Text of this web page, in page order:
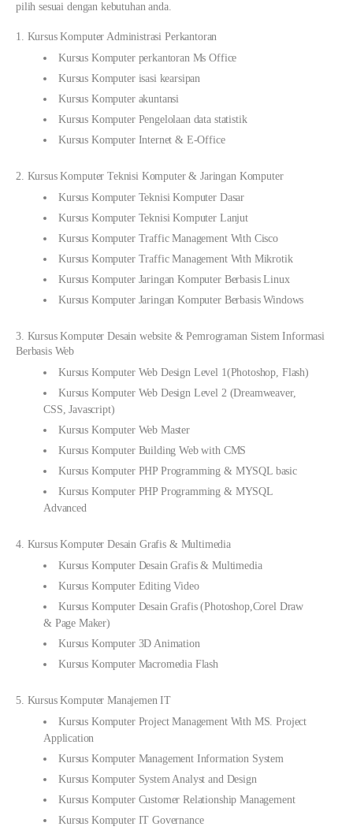
pilih sesuai dengan kebutuhan anda.
1. Kursus Komputer Administrasi Perkantoran
Kursus Komputer perkantoran Ms Office
Kursus Komputer isasi kearsipan
Kursus Komputer akuntansi
Kursus Komputer Pengelolaan data statistik
Kursus Komputer Internet & E-Office
2. Kursus Komputer Teknisi Komputer & Jaringan Komputer
Kursus Komputer Teknisi Komputer Dasar
Kursus Komputer Teknisi Komputer Lanjut
Kursus Komputer Traffic Management With Cisco
Kursus Komputer Traffic Management With Mikrotik
Kursus Komputer Jaringan Komputer Berbasis Linux
Kursus Komputer Jaringan Komputer Berbasis Windows
3. Kursus Komputer Desain website & Pemrograman Sistem Informasi
Berbasis Web
Kursus Komputer Web Design Level 1(Photoshop, Flash)
Kursus Komputer Web Design Level 2 (Dreamweaver,
CSS, Javascript)
Kursus Komputer Web Master
Kursus Komputer Building Web with CMS
Kursus Komputer PHP Programming & MYSQL basic
Kursus Komputer PHP Programming & MYSQL
Advanced
4. Kursus Komputer Desain Grafis & Multimedia
Kursus Komputer Desain Grafis & Multimedia
Kursus Komputer Editing Video
Kursus Komputer Desain Grafis (Photoshop,Corel Draw
& Page Maker)
Kursus Komputer 3D Animation
Kursus Komputer Macromedia Flash
5. Kursus Komputer Manajemen IT
Kursus Komputer Project Management With MS. Project
Application
Kursus Komputer Management Information System
Kursus Komputer System Analyst and Design
Kursus Komputer Customer Relationship Management
Kursus Komputer IT Governance